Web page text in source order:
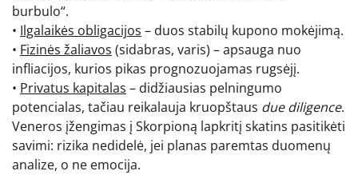
burbulo“.
• Ilgalaikės obligacijos – duos stabilų kupono mokėjimą.
• Fizinės žaliavos (sidabras, varis) – apsauga nuo
infliacijos, kurios pikas prognozuojamas rugsėjį.
• Privatus kapitalas – didžiausias pelningumo
potencialas, tačiau reikalauja kruopštaus due diligence.
Veneros įžengimas į Skorpioną lapkritį skatins pasitikėti
savimi: rizika nedidelė, jei planas paremtas duomenų
analize, o ne emocija.